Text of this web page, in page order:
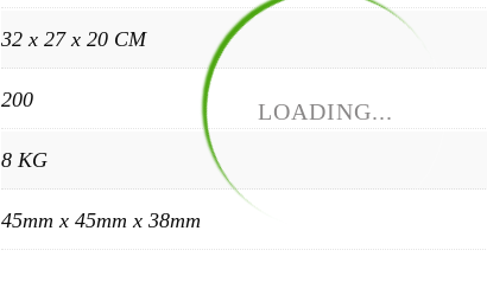
LOADING...
32 x 27 x 20 CM
200
8 KG
45mm x 45mm x 38mm